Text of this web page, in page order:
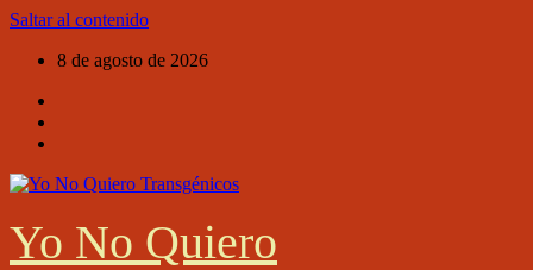
Saltar al contenido
8 de agosto de 2026
Yo No Quiero